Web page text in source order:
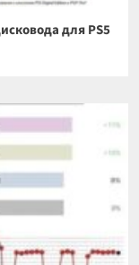
для PS5